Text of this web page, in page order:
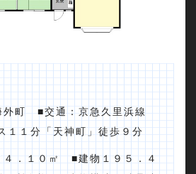
外町 ■交通：京急久里浜線
１１分「天神町」徒歩９分
４．１０㎡ ■建物１９５．４